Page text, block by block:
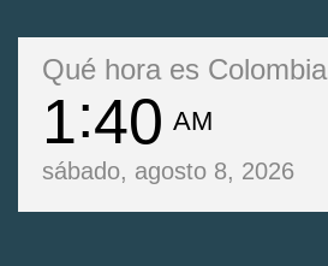
Qué hora es Colombia
1 40 AM
sábado, agosto 8, 2026